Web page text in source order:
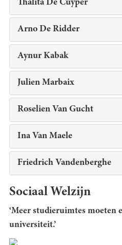
Thalita De Cuyper
Arno De Ridder
Aynur Kabak
Julien Marbaix
Roselien Van Gucht
Ina Van Maele
Friedrich Vandenberghe
Sociaal Welzijn
‘Meer studieruimtes moeten
universiteit.’